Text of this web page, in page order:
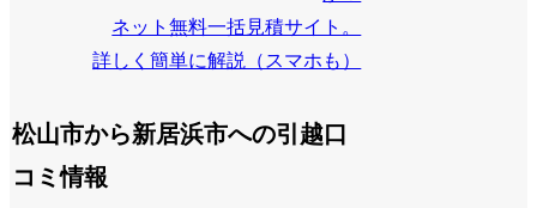
ネット無料一括見積サイト。
詳しく簡単に解説（スマホも）
松山市から新居浜市への引越口
コミ情報